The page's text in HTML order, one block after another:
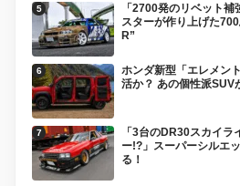
「2700発のリベット
スターが作り上げた
R”
ホンダ新型「エレメン
活か？ あの個性派SUV
「3台のDR30スカイ
ー!?」スーパーシルエ
る！